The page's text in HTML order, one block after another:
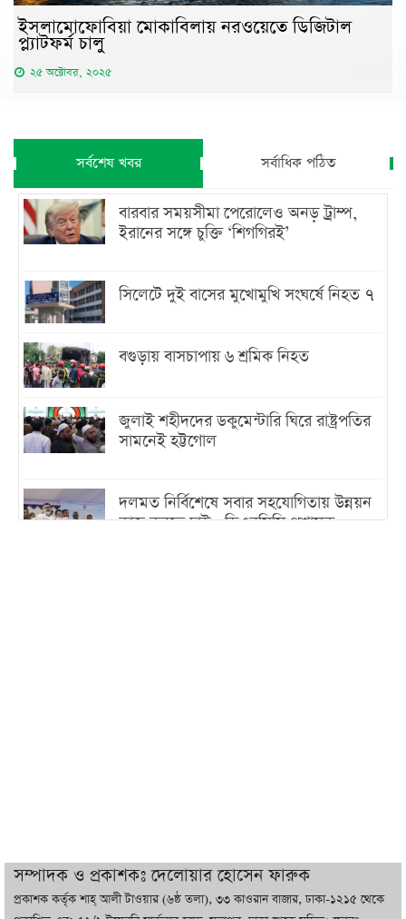
ইসলামোফোবিয়া মোকাবিলায় নরওয়েতে ডিজিটাল
প্ল্যাটফর্ম চালু
২৫ অক্টোবর, ২০২৫
সর্বশেষ খবর সর্বাধিক পঠিত
বারবার সময়সীমা পেরোলেও অনড় ট্রাম্প,
ইরানের সঙ্গে চুক্তি ‘শিগগিরই’
সিলেটে দুই বাসের মুখোমুখি সংঘর্ষে নিহত ৭
বগুড়ায় বাসচাপায় ৬ শ্রমিক নিহত
জুলাই শহীদদের ডকুমেন্টারি ঘিরে রাষ্ট্রপতির
সামনেই হট্টগোল
দলমত নির্বিশেষে সবার সহযোগিতায় উন্নয়ন
কাজ করতে চাই : ডিএনসিসি প্রশাসক
বাজারে কাঁচা মরিচে ‘আগুন’, ‘এত দাম তো
সম্পাদক ও প্রকাশকঃ দেলোয়ার হোসেন ফারুক
প্রকাশক কর্তৃক শাহ্ আলী টাওয়ার (৬ষ্ঠ তলা), ৩৩ কাওরান বাজার, ঢাকা-১২১৫ থেকে